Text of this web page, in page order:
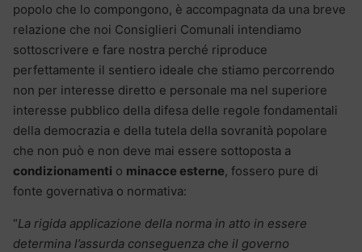
popolo che lo compongono, è accompagnata da una breve
relazione che noi Consiglieri Comunali intendiamo
sottoscrivere e fare nostra perché riproduce
perfettamente il sentiero ideale che stiamo percorrendo
non per interesse diretto e personale ma nel superiore
interesse pubblico della difesa delle regole fondamentali
della democrazia e della tutela della sovranità popolare
che non può e non deve mai essere sottoposta a
condizionamenti o minacce esterne, fossero pure di
fonte governativa o normativa:
“La rigida applicazione della norma in atto in essere
determina l’assurda conseguenza che il governo